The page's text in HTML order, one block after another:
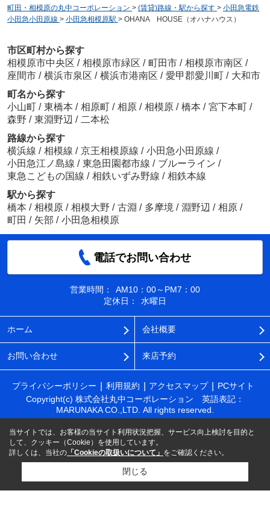
町田・相模原の丸中コーポレーション > (賃貸)路線・駅から探す > 小田急電鉄
小田急小田原線 > 小田急相模原駅 > OHANA HOUSE（オハナハウス）
市区町村から探す
相模原市中央区 / 相模原市緑区 / 町田市 / 相模原市南区 /
座間市 / 横浜市泉区 / 横浜市港南区 / 愛甲郡愛川町 / 大和市
町名から探す
小山町 / 東橋本 / 相原町 / 相原 / 相模原 / 橋本 / 宮下本町 /
森野 / 東淵野辺 / 二本松
路線から探す
横浜線 / 相模線 / 京王相模原線 / 小田急小田原線 /
小田急江ノ島線 / 東急田園都市線 / ブルーライン /
東急こどもの国線 / 相鉄いずみ野線 / 相鉄本線
駅から探す
橋本 / 相模原 / 相模大野 / 古淵 / 多摩境 / 淵野辺 / 相原 /
町田 / 矢部 / 小田急相模原
電話でお問い合わせ
営業時間：
AM10：00～PM7：00
定休日：
水曜日
ホーム 会社概要
お問い合わせ 来店予約
プライバシーポリシー 利用規約 アクセスマップ
PCサイト
Copyright(c) 株式会社丸中コーポレーション 英語表記：
MARUNAKA CO.,LTD. All rights reserved.
当サイトでは、お客様の当サイト利用状況把握、サービス向上検討を目的と
して、クッキー（Cookie）を使用しています。
詳しくは、当社の 「Cookieの取扱いについて」 をご確認ください。
閉じる